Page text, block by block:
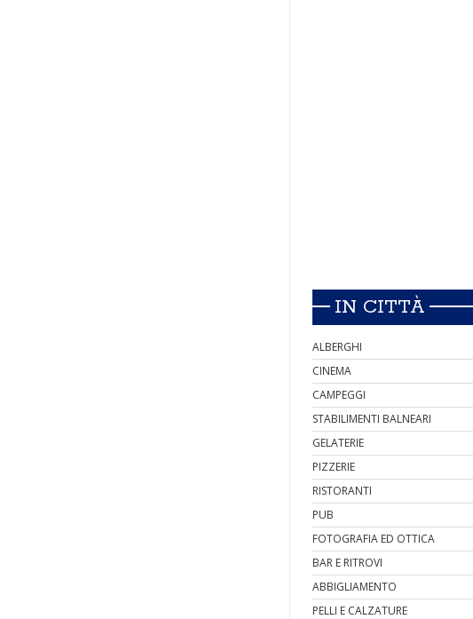
IN CITTÀ
ALBERGHI
CINEMA
CAMPEGGI
STABILIMENTI BALNEARI
GELATERIE
PIZZERIE
RISTORANTI
PUB
FOTOGRAFIA ED OTTICA
BAR E RITROVI
ABBIGLIAMENTO
PELLI E CALZATURE